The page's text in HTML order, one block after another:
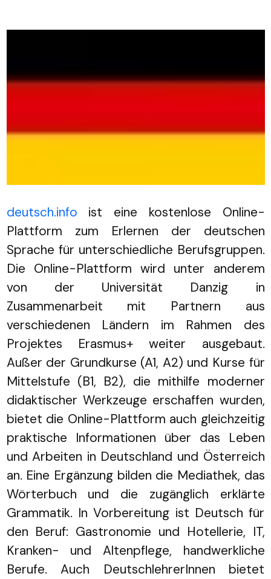
deutsch.info
ist eine kostenlose Online-
Plattform zum Erlernen der deutschen
Sprache für unterschiedliche Berufsgruppen.
Die Online-Plattform wird unter anderem
von der Universität Danzig in
Zusammenarbeit mit Partnern aus
verschiedenen Ländern im Rahmen des
Projektes Erasmus+ weiter ausgebaut.
Außer der Grundkurse (A1, A2) und Kurse für
Mittelstufe (B1, B2), die mithilfe moderner
didaktischer Werkzeuge erschaffen wurden,
bietet die Online-Plattform auch gleichzeitig
praktische Informationen über das Leben
und Arbeiten in Deutschland und Österreich
an. Eine Ergänzung bilden die Mediathek, das
Wörterbuch und die zugänglich erklärte
Grammatik. In Vorbereitung ist Deutsch für
den Beruf: Gastronomie und Hotellerie, IT,
Kranken- und Altenpflege, handwerkliche
Berufe. Auch DeutschlehrerInnen bietet